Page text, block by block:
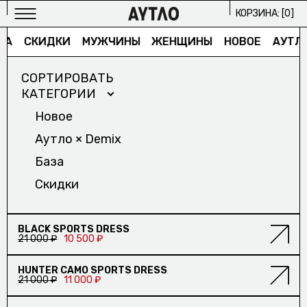
МУЖСКОЕ
ИЗБРАННОЕ/
ИЗБРАННОЕ/
АРХИВ
2024/
ПРОЕКТЫ
КОРЗИНА: [0]
СКИДКИ МУЖЧИНЫ ЖЕНЩИНЫ НОВОЕ АУТЛО
СОРТИРОВАТЬ
КАТЕГОРИИ
Новое
Аутло × Demix
База
Скидки
СКИДКА
BLACK SPORTS DRESS
21 000 ₽ 10 500 ₽
СКИДКА
HUNTER CAMO SPORTS DRESS
21 000 ₽ 11 000 ₽